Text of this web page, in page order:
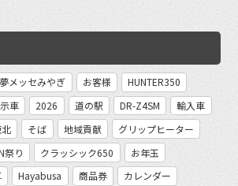
夢メッセみやぎ お客様
HUNTER350
車 2026 道の駅 DR-Z4SM
輸入車
そば 地域貢献
グリップヒーター
祭り クラッシック650
お年玉
Hayabusa 商品券
カレンダー